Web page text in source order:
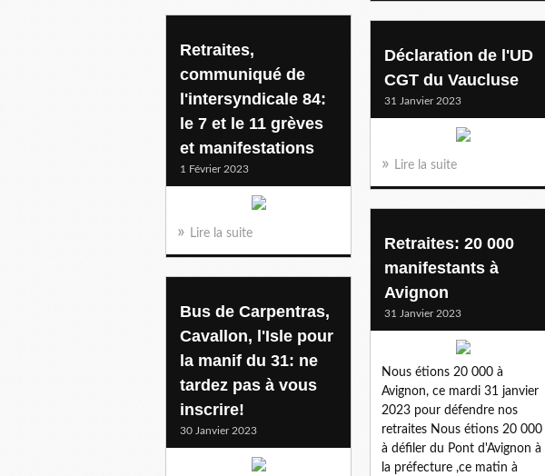
Retraites,
communiqué de
l'intersyndicale 84:
le 7 et le 11 grèves
et manifestations
1 Février 2023
Lire la suite
Déclaration de l'UD
CGT du Vaucluse
31 Janvier 2023
Lire la suite
Retraites: 20 000
manifestants à
Avignon
31 Janvier 2023
Nous étions 20 000 à
Avignon, ce mardi 31 janvier
2023 pour défendre nos
retraites Nous étions 20 000
à défiler du Pont d'Avignon à
la préfecture ,ce matin à
Bus de Carpentras,
Cavallon, l'Isle pour
la manif du 31: ne
tardez pas à vous
inscrire!
30 Janvier 2023